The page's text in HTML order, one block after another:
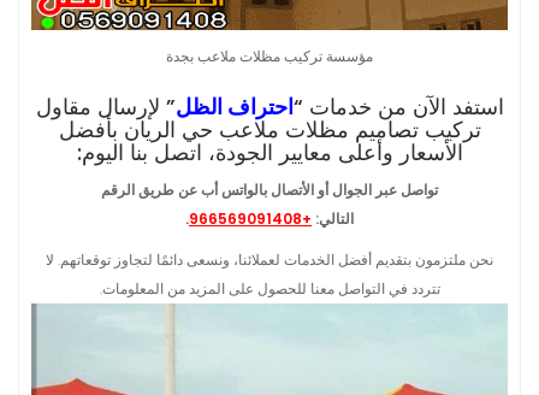
مؤسسة تركيب مظلات ملاعب بجدة
استفد الآن من خدمات “احتراف الظل” لإرسال مقاول
تركيب تصاميم مظلات ملاعب حي الريان بأفضل
الأسعار وأعلى معايير الجودة، اتصل بنا اليوم:
تواصل عبر الجوال أو الأتصال بالواتس أب عن طريق الرقم
التالي: +966569091408
.
نحن ملتزمون بتقديم أفضل الخدمات لعملائنا، ونسعى دائمًا لتجاوز توقعاتهم. لا
تتردد في التواصل معنا للحصول على المزيد من المعلومات.